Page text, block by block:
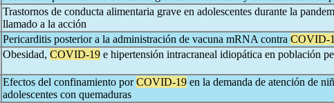
Trastornos de conducta alimentaria grave en adolescentes durante la
llamado a la acción
Pericarditis posterior a la administración de vacuna mRNA contra COVID-
Obesidad, COVID-19 e hipertensión intracraneal idiopática en población
Efectos del confinamiento porCOVID-19 en la demanda de atención de
adolescentes con quemaduras